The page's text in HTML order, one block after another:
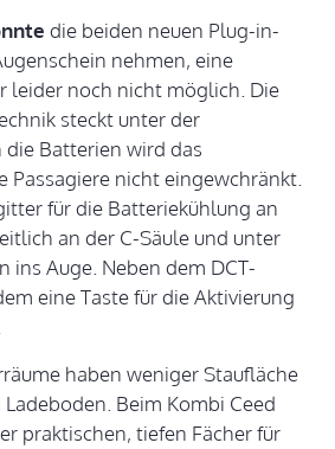
die beiden neuen Plug-in-
nehmen, eine
leider noch nicht möglich. Die
steckt unter der
Batterien wird das
Passagiere nicht eingewchränkt.
für die Batteriekühlung an
an der C-Säule und unter
ins Auge. Neben dem DCT-
eine Taste für die Aktivierung
haben weniger Staufläche
Beim Kombi Ceed
praktischen, tiefen Fächer für